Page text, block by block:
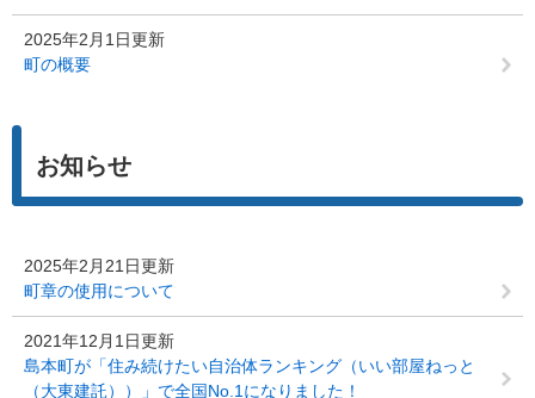
2025年2月1日更新
町の概要
お知らせ
2025年2月21日更新
町章の使用について
2021年12月1日更新
島本町が「住み続けたい自治体ランキング（いい部屋ねっと
（大東建託））」で全国No.1になりました！